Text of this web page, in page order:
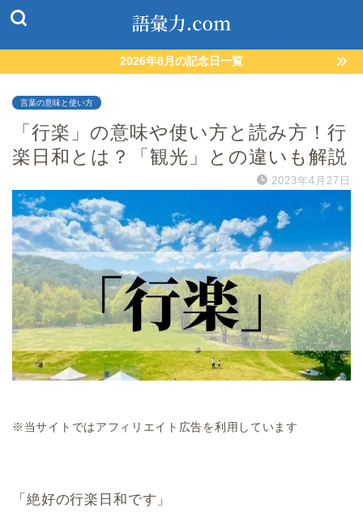
2026年8月の記念日一覧
言葉の意味と使い方
「行楽」の意味や使い方と読み方！行
楽日和とは？「観光」との違いも解説
2023年4月27日
※当サイトではアフィリエイト広告を利用しています
「絶好の行楽日和です」